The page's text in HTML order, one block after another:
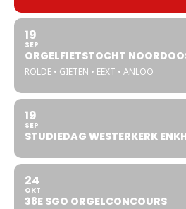
19
SEP
ORGELFIETSTOCHT
ROLDE • GIETEN • EEXT • ANLOO
19
SEP
STUDIEDAG WESTERKERK
24
OKT
38E SGO ORGELCONCOURS